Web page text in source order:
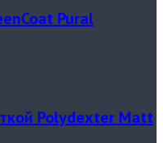
Pural
Polydexter Matt